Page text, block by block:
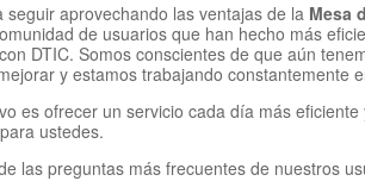
seguir aprovechando las ventajas de la Mesa
de usuarios que han hecho más
DTIC. Somos conscientes de que aún
y estamos trabajando constantemente
es ofrecer un servicio cada día más eficiente
ustedes.
las preguntas más frecuentes de nuestros